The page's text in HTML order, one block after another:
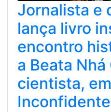
Jornalista e
lança livro
encontro
a Beata
cientista, em